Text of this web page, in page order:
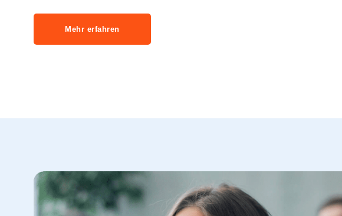
Mehr erfahren